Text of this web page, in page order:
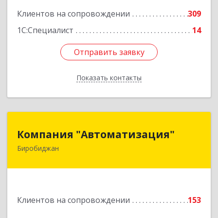
Клиентов на сопровождении
309
1С:Специалист
14
Отправить заявку
Показать контакты
Отправить заявку
Назад
Компания "Автоматизация"
Биробиджан
Клиентов на сопровождении 153
679016, Еврейская Аобл, Биробиджан г,